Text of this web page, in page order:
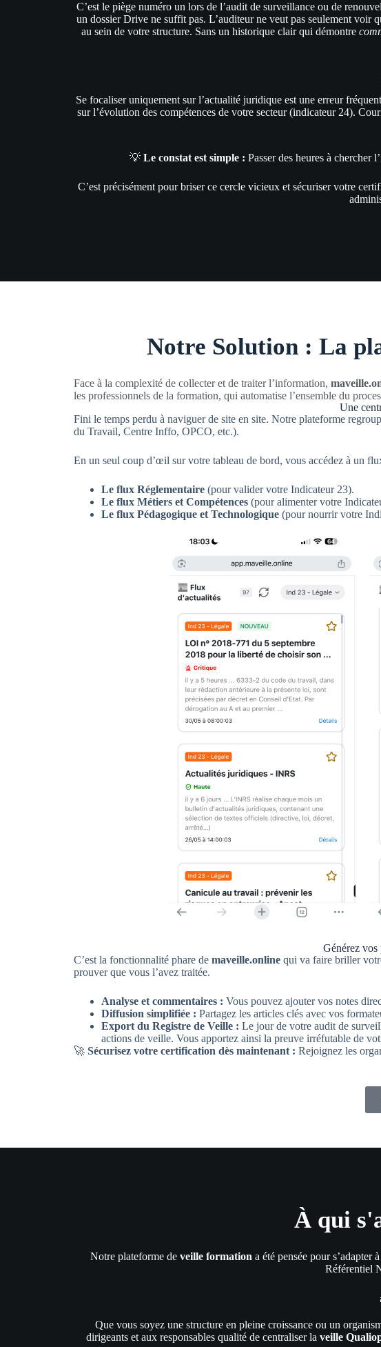
C’est le piège numéro un lors de l’audit de surveillance ou de
un dossier Drive ne suffit pas. L’auditeur ne veut pas seulement voir
au sein de votre structure. Sans un historique clair qui démontre
Se focaliser uniquement sur l’actualité juridique est une erreur
sur l’évolution des compétences de votre secteur (indicateur 24).
💡 Le constat est simple : Passer des heures à
C’est précisément pour briser ce cercle vicieux et sécuriser votre
Notre Solution : La
Face à la complexité de collecter et de traiter l’information,
les professionnels de la formation, qui automatise l’ensemble du
Une
Fini le temps perdu à naviguer de site en site. Notre plateforme
du Travail, Centre Inffo, OPCO, etc.).
En un seul coup d’œil sur votre tableau de bord, vous accédez à un
Le flux Réglementaire (pour valider votre Indicateur 23).
Le flux Métiers et Compétences (pour alimenter votre
Le flux Pédagogique et Technologique (pour nourrir votre
Générez
C’est la fonctionnalité phare demaveille.online qui va faire briller
prouver que vous l’avez traitée.
Analyse et commentaires : Vous pouvez ajouter vos notes
Diffusion simplifiée : Partagez les articles clés avec vos
Export du Registre de Veille : Le jour de votre audit de
actions de veille. Vous apportez ainsi la preuve irréfutable de
🚀Sécurisez votre certification dès maintenant : Rejoignez les
À qui
Notre plateforme de veille formation a été pensée pour
Référentiel
Que vous soyez une structure en pleine croissance ou un
dirigeants et aux responsables qualité de centraliser la veille